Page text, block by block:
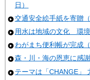
日）
交通安全絵手紙を寄贈（
用水は地域の文化 環境
わがまち便利帳が完成（
森・川・海の恩恵に感
テーマは「CHANGE」